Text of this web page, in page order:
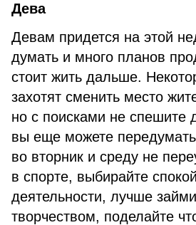
Дева
Девам придется на этой
думать и много планов
стоит жить дальше.
захотят сменить место
но с поисками не спешите
вы еще можете
во вторник и среду не
в спорте, выбирайте
деятельности, лучше
творчеством, поделайте